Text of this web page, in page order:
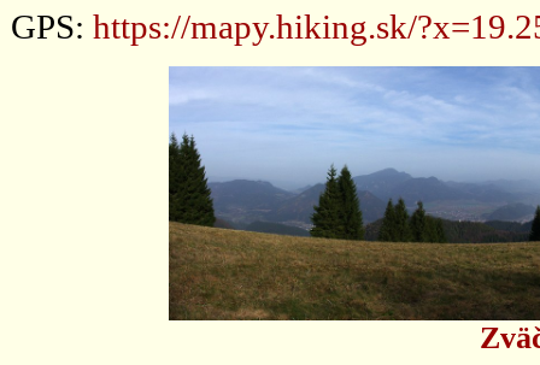
GPS: https://mapy.hiking.sk/